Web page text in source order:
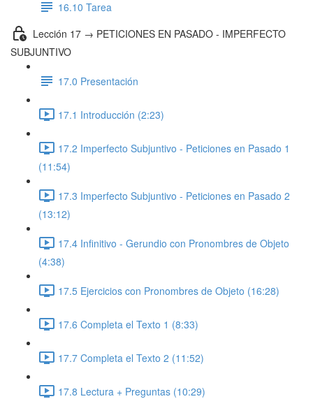
16.10 Tarea
Lección 17 → PETICIONES EN PASADO - IMPERFECTO
SUBJUNTIVO
17.0 Presentación
17.1 Introducción (2:23)
17.2 Imperfecto Subjuntivo - Peticiones en Pasado 1
(11:54)
17.3 Imperfecto Subjuntivo - Peticiones en Pasado 2
(13:12)
17.4 Infinitivo - Gerundio con Pronombres de Objeto
(4:38)
17.5 Ejercicios con Pronombres de Objeto (16:28)
17.6 Completa el Texto 1 (8:33)
17.7 Completa el Texto 2 (11:52)
17.8 Lectura + Preguntas (10:29)